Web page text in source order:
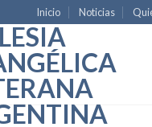
Inicio Noticias